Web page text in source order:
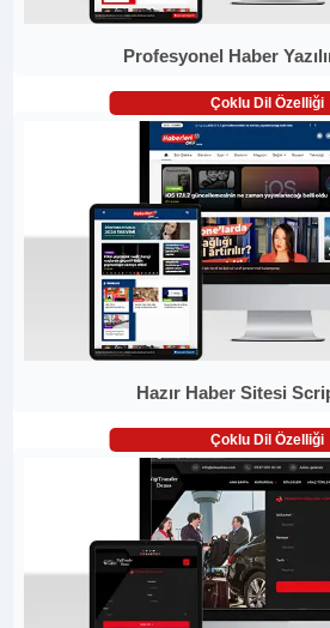
Profesyonel Haber
Çoklu Dil Özelliği
Hazır Haber Sitesi
Çoklu Dil Özelliği